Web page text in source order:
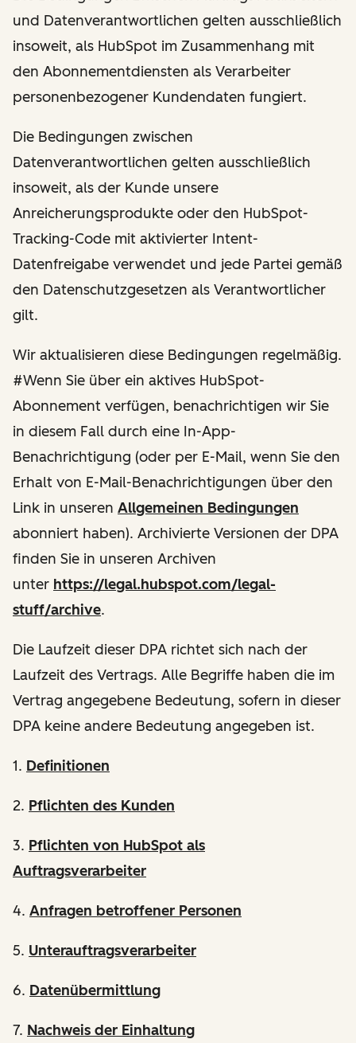
und Datenverantwortlichen gelten ausschließlich
insoweit, als HubSpot im Zusammenhang mit
den Abonnementdiensten als Verarbeiter
personenbezogener Kundendaten fungiert.
Die Bedingungen zwischen
Datenverantwortlichen gelten ausschließlich
insoweit, als der Kunde unsere
Anreicherungsprodukte oder den HubSpot-
Tracking-Code mit aktivierter Intent-
Datenfreigabe verwendet und jede Partei gemäß
den Datenschutzgesetzen als Verantwortlicher
gilt.
Wir aktualisieren diese Bedingungen regelmäßig.
#Wenn Sie über ein aktives HubSpot-
Abonnement verfügen, benachrichtigen wir Sie
in diesem Fall durch eine In-App-
Benachrichtigung (oder per E-Mail, wenn Sie den
Erhalt von E-Mail-Benachrichtigungen über den
Link in unseren Allgemeinen Bedingungen
abonniert haben). Archivierte Versionen der DPA
finden Sie in unseren Archiven
unter https://legal.hubspot.com/legal-
stuff/archive.
Die Laufzeit dieser DPA richtet sich nach der
Laufzeit des Vertrags. Alle Begriffe haben die im
Vertrag angegebene Bedeutung, sofern in dieser
DPA keine andere Bedeutung angegeben ist.
1. Definitionen
2. Pflichten des Kunden
3. Pflichten von HubSpot als
Auftragsverarbeiter
4. Anfragen betroffener Personen
5. Unterauftragsverarbeiter
6. Datenübermittlung
7. Nachweis der Einhaltung